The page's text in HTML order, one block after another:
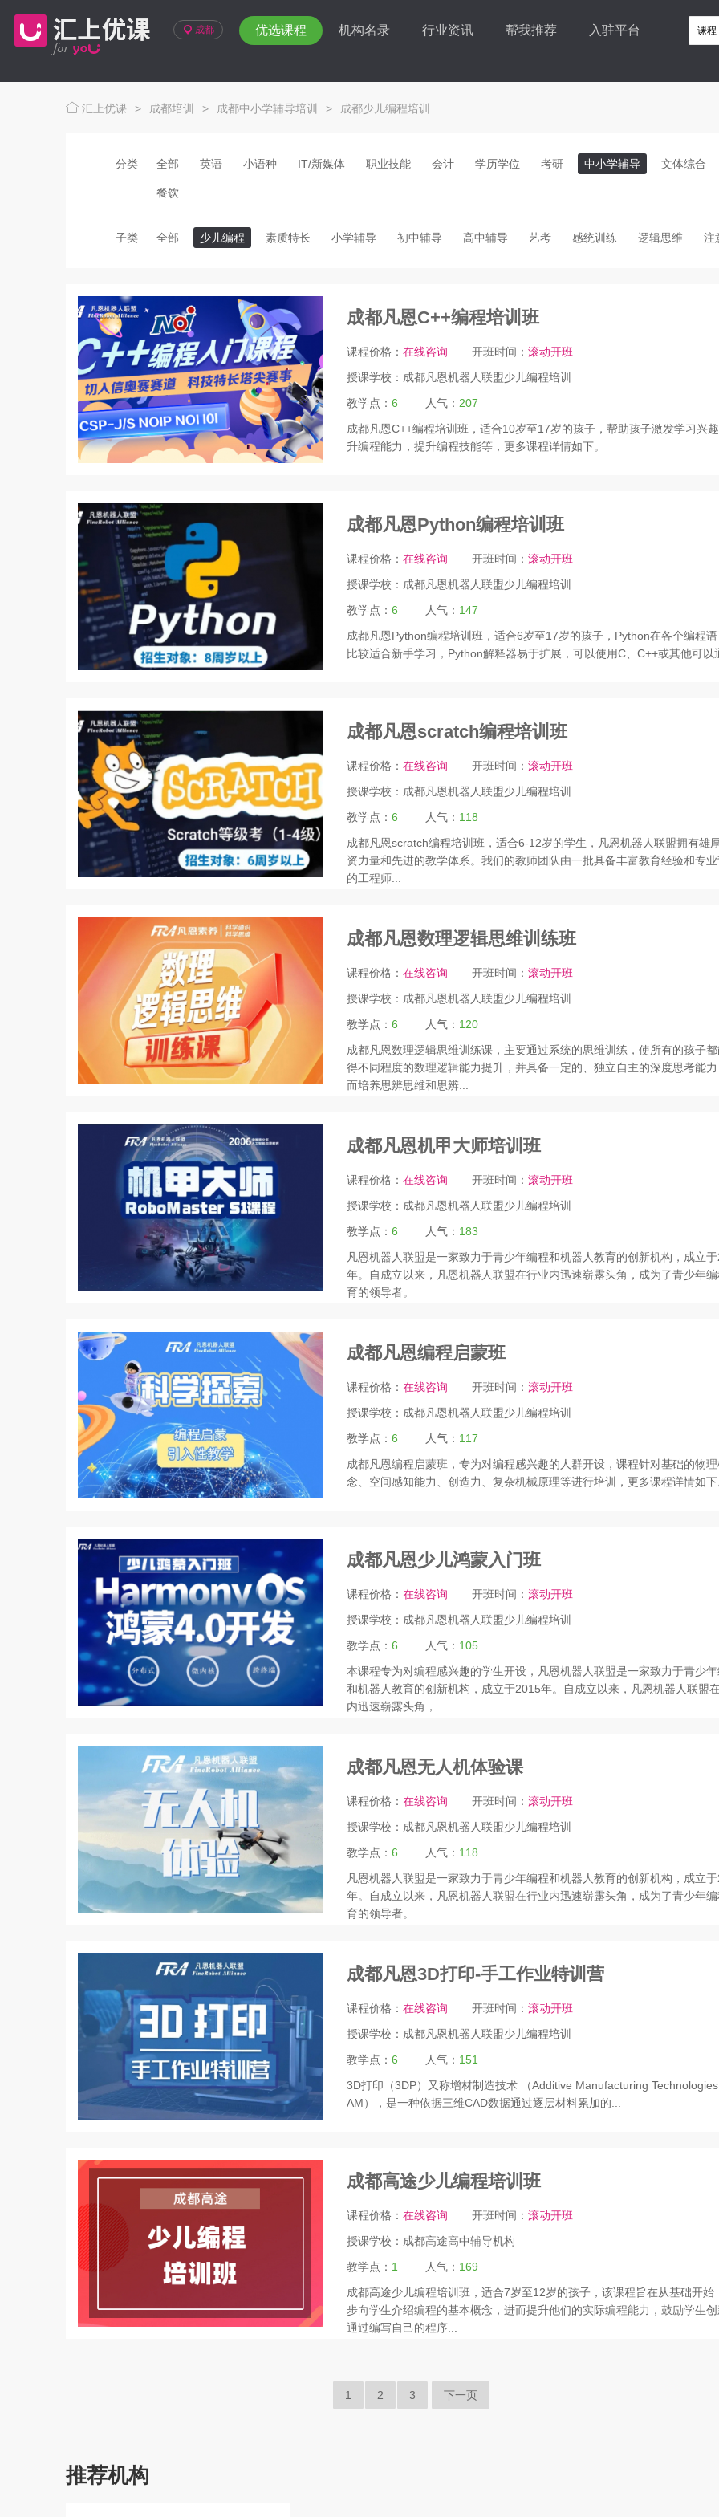
成都 优选课程 机构名录 行业资讯 帮我推荐 入驻平台
汇上优课 > 成都培训 > 成都中小学辅导培训 > 成都少儿编程培训
分类 全部 英语 小语种 IT/新媒体 职业技能 会计 学历学位 考研 中小学辅导 文体综合
餐饮
子类 全部 少儿编程 素质特长 小学辅导 初中辅导 高中辅导 艺考 感统训练 逻辑思维 注
成都凡恩C++编程培训班
课程价格： 在线咨询 开班时间： 滚动开班
授课学校： 成都凡恩机器人联盟少儿编程培训
教学点： 6 人气： 207
成都凡恩C++编程培训班，适合10岁至17岁的孩子，帮助孩子激发学习兴
升编程能力，提升编程技能等，更多课程详情如下。
成都凡恩Python编程培训班
课程价格： 在线咨询 开班时间： 滚动开班
授课学校： 成都凡恩机器人联盟少儿编程培训
教学点： 6 人气： 147
成都凡恩Python编程培训班，适合6岁至17岁的孩子，Python在各个编程语
比较适合新手学习，Python解释器易于扩展，可以使用C、C++或其他可以
成都凡恩scratch编程培训班
课程价格： 在线咨询 开班时间： 滚动开班
授课学校： 成都凡恩机器人联盟少儿编程培训
教学点： 6 人气： 118
成都凡恩scratch编程培训班，适合6-12岁的学生，凡恩机器人联盟拥有雄
资力量和先进的教学体系。我们的教师团队由一批具备丰富教育经验和专
的工程师...
成都凡恩数理逻辑思维训练班
课程价格： 在线咨询 开班时间： 滚动开班
授课学校： 成都凡恩机器人联盟少儿编程培训
教学点： 6 人气： 120
成都凡恩数理逻辑思维训练课，主要通过系统的思维训练，使所有的孩子都
得不同程度的数理逻辑能力提升，并具备一定的、独立自主的深度思考能
而培养思辨思维和思辨...
成都凡恩机甲大师培训班
课程价格： 在线咨询 开班时间： 滚动开班
授课学校： 成都凡恩机器人联盟少儿编程培训
教学点： 6 人气： 183
凡恩机器人联盟是一家致力于青少年编程和机器人教育的创新机构，成立
年。自成立以来，凡恩机器人联盟在行业内迅速崭露头角，成为了青少年编
育的领导者。
成都凡恩编程启蒙班
课程价格： 在线咨询 开班时间： 滚动开班
授课学校： 成都凡恩机器人联盟少儿编程培训
教学点： 6 人气： 117
成都凡恩编程启蒙班，专为对编程感兴趣的人群开设，课程针对基础的物
念、空间感知能力、创造力、复杂机械原理等进行培训，更多课程详情如下
成都凡恩少儿鸿蒙入门班
课程价格： 在线咨询 开班时间： 滚动开班
授课学校： 成都凡恩机器人联盟少儿编程培训
教学点： 6 人气： 105
本课程专为对编程感兴趣的学生开设，凡恩机器人联盟是一家致力于青少年
和机器人教育的创新机构，成立于2015年。自成立以来，凡恩机器人联盟
内迅速崭露头角，...
成都凡恩无人机体验课
课程价格： 在线咨询 开班时间： 滚动开班
授课学校： 成都凡恩机器人联盟少儿编程培训
教学点： 6 人气： 118
凡恩机器人联盟是一家致力于青少年编程和机器人教育的创新机构，成立
年。自成立以来，凡恩机器人联盟在行业内迅速崭露头角，成为了青少年编
育的领导者。
成都凡恩3D打印-手工作业特训营
课程价格： 在线咨询 开班时间： 滚动开班
授课学校： 成都凡恩机器人联盟少儿编程培训
教学点： 6 人气： 151
3D打印（3DP）又称增材制造技术 （Additive Manufacturing Technologies
AM），是一种依据三维CAD数据通过逐层材料累加的...
成都高途少儿编程培训班
课程价格： 在线咨询 开班时间： 滚动开班
授课学校： 成都高途高中辅导机构
教学点： 1 人气： 169
成都高途少儿编程培训班，适合7岁至12岁的孩子，该课程旨在从基础开始
步向学生介绍编程的基本概念，进而提升他们的实际编程能力，鼓励学生创
通过编写自己的程序...
1 2 3 下一页
推荐机构